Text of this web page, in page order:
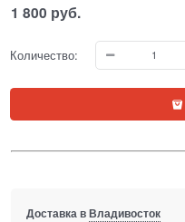
1 800 руб.
Количество:
Доставка вВладивосток